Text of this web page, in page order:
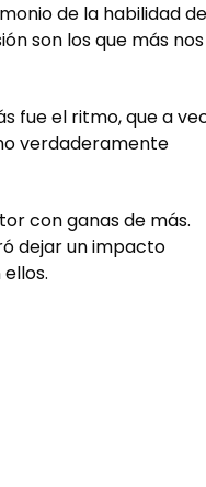
de la habilidad
son los que más nos
fue el ritmo, que a
verdaderamente
con ganas de más.
dejar un impacto